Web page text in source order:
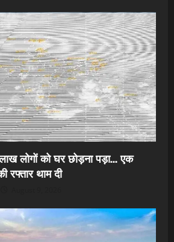
लोगों को घर छोड़ना पड़ा… एक
रफ्तार थाम दी